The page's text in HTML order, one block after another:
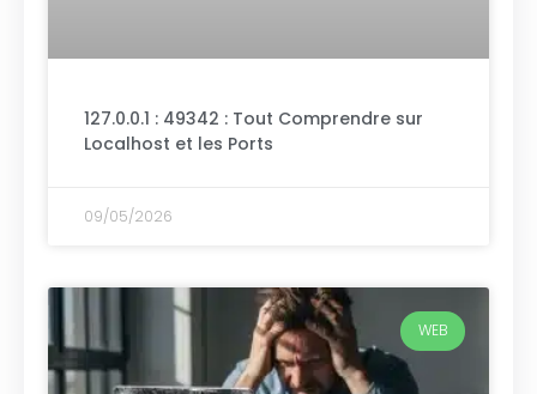
127.0.0.1 : 49342 : Tout Comprendre sur
Localhost et les Ports
09/05/2026
WEB